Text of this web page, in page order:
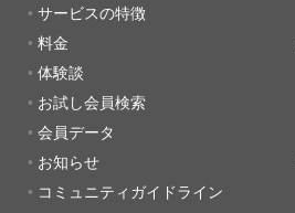
サービスの特徴
料金
体験談
お試し会員検索
会員データ
お知らせ
コミュニティガイドライン